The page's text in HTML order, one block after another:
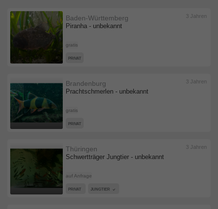
Piranha - unbekannt
Baden-Württemberg
gratis
3 Jahren
PRIVAT
Prachtschmerlen - unbekannt
Brandenburg
gratis
3 Jahren
PRIVAT
Schwertträger Jungtier - unbekannt
Thüringen
auf Anfrage
3 Jahren
PRIVAT JUNGTIER